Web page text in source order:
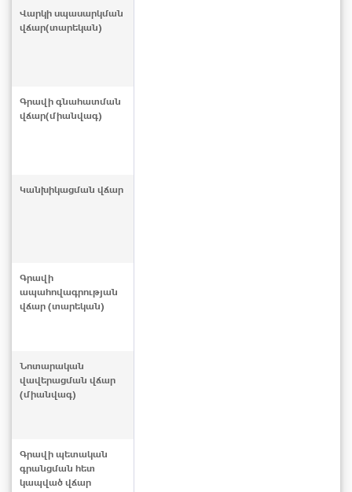
Վարկի սպասարկման
վճար(տարեկան)
Գրավի գնահատման
վճար(միանվագ)
Կանխիկացման վճար
Գրավի
ապահովագրության
վճար (տարեկան)
Նոտարական
վավերացման վճար
(միանվագ)
Գրավի պետական
գրանցման հետ
կապված վճար